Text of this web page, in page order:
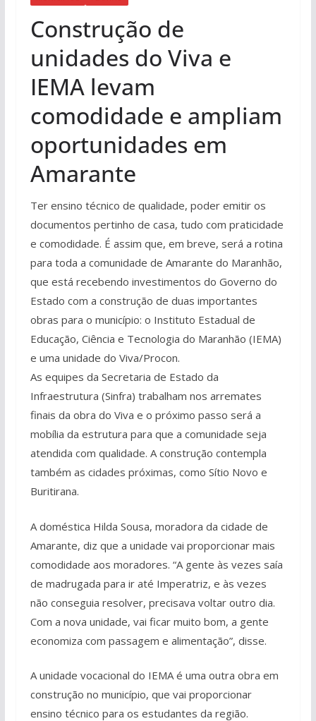
Construção de
unidades do Viva e
IEMA levam
comodidade e ampliam
oportunidades em
Amarante
Ter ensino técnico de qualidade, poder emitir os
documentos pertinho de casa, tudo com praticidade
e comodidade. É assim que, em breve, será a rotina
para toda a comunidade de Amarante do Maranhão,
que está recebendo investimentos do Governo do
Estado com a construção de duas importantes
obras para o município: o Instituto Estadual de
Educação, Ciência e Tecnologia do Maranhão (IEMA)
e uma unidade do Viva/Procon.
As equipes da Secretaria de Estado da
Infraestrutura (Sinfra) trabalham nos arremates
finais da obra do Viva e o próximo passo será a
mobília da estrutura para que a comunidade seja
atendida com qualidade. A construção contempla
também as cidades próximas, como Sítio Novo e
Buritirana.
A doméstica Hilda Sousa, moradora da cidade de
Amarante, diz que a unidade vai proporcionar mais
comodidade aos moradores. “A gente às vezes saía
de madrugada para ir até Imperatriz, e às vezes
não conseguia resolver, precisava voltar outro dia.
Com a nova unidade, vai ficar muito bom, a gente
economiza com passagem e alimentação”, disse.
A unidade vocacional do IEMA é uma outra obra em
construção no município, que vai proporcionar
ensino técnico para os estudantes da região.